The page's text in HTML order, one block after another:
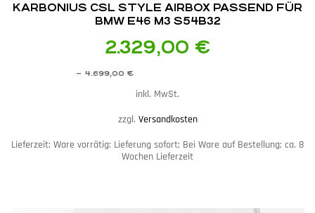
KARBONIUS CSL STYLE AIRBOX PASSEND FÜR
BMW E46 M3 S54B32
2.329,00 €
– 4.699,00 €
inkl. MwSt.
zzgl. Versandkosten
Lieferzeit: Ware vorrätig: Lieferung sofort; Bei Ware auf Bestellung; ca. 8
Wochen Lieferzeit